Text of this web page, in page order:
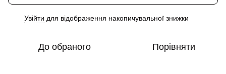
Увійти для відображення накопичувальної знижки
До обраного Порівняти